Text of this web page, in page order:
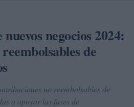
negocios 2024:
de
no reembolsables de
a apoyar las fases de